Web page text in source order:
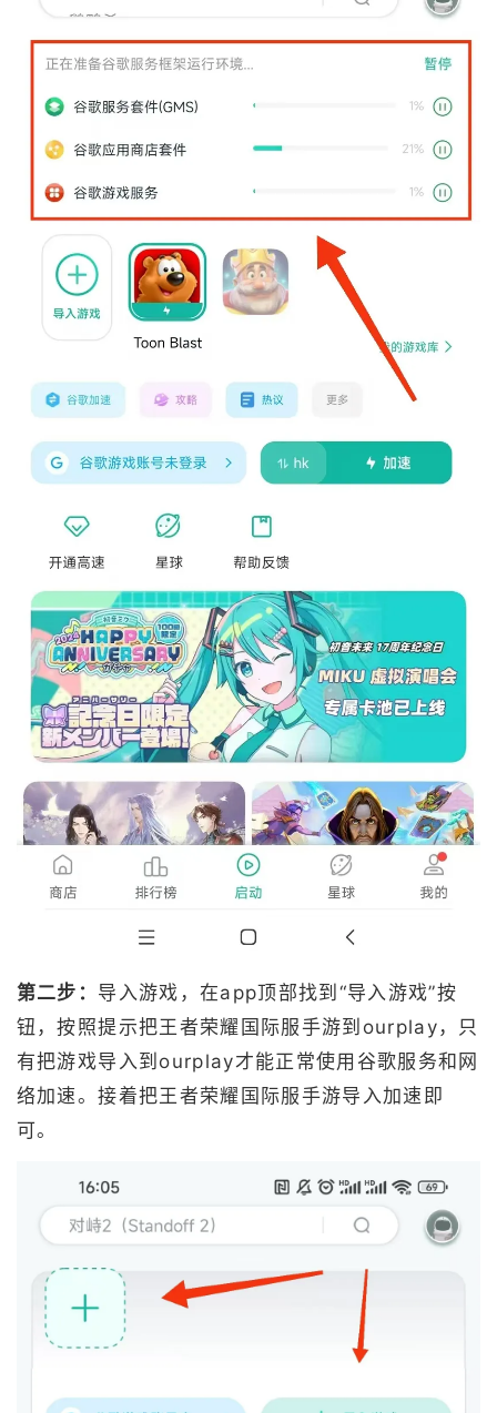
第二步： 导入游戏，在app顶部找到“导入游戏”按
钮，按照提示把王者荣耀国际服手游到ourplay，只
有把游戏导入到ourplay才能正常使用谷歌服务和网
络加速。接着把王者荣耀国际服手游导入加速即
可。